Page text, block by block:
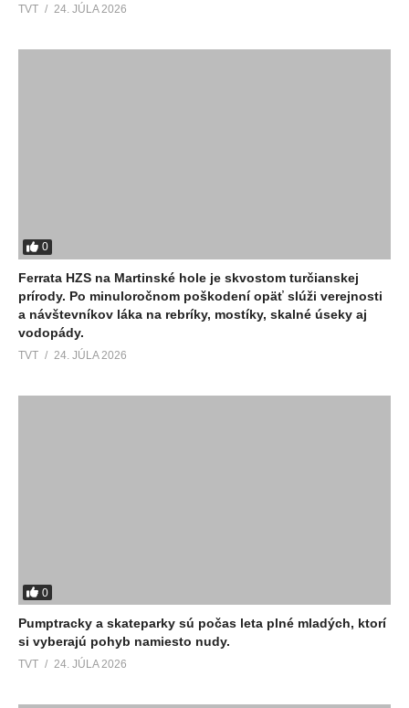
TVT 24. JÚLA 2026
0
Ferrata HZS na Martinské hole je skvostom turčianskej
prírody. Po minuloročnom poškodení opäť slúži verejnosti
a návštevníkov láka na rebríky, mostíky, skalné úseky aj
vodopády.
TVT 24. JÚLA 2026
0
Pumptracky a skateparky sú počas leta plné mladých, ktorí
si vyberajú pohyb namiesto nudy.
TVT 24. JÚLA 2026